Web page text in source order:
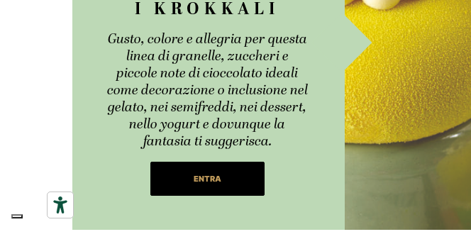
I KROKKALI
Gusto, colore e allegria per questa
linea di granelle, zuccheri e
piccole note di cioccolato ideali
come decorazione o inclusione nel
gelato, nei semifreddi, nei dessert,
nello yogurt e dovunque la
fantasia ti suggerisca.
ENTRA